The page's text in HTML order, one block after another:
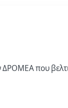
ΔΡΟΜΕΑ που